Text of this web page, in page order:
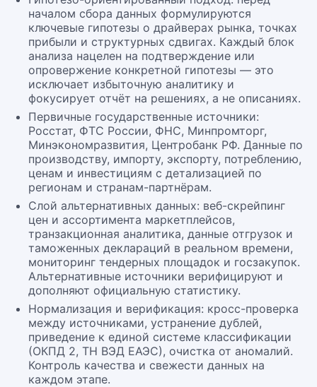
началом сбора данных формулируются
ключевые гипотезы о драйверах рынка, точках
прибыли и структурных сдвигах. Каждый блок
анализа нацелен на подтверждение или
опровержение конкретной гипотезы — это
исключает избыточную аналитику и
фокусирует отчёт на решениях, а не описаниях.
Первичные государственные источники:
Росстат, ФТС России, ФНС, Минпромторг,
Минэкономразвития, Центробанк РФ. Данные по
производству, импорту, экспорту, потреблению,
ценам и инвестициям с детализацией по
регионам и странам-партнёрам.
Слой альтернативных данных: веб-скрейпинг
цен и ассортимента маркетплейсов,
транзакционная аналитика, данные отгрузок и
таможенных деклараций в реальном времени,
мониторинг тендерных площадок и госзакупок.
Альтернативные источники верифицируют и
дополняют официальную статистику.
Нормализация и верификация: кросс-проверка
между источниками, устранение дублей,
приведение к единой системе классификации
(ОКПД 2, ТН ВЭД ЕАЭС), очистка от аномалий.
Контроль качества и свежести данных на
каждом этапе.